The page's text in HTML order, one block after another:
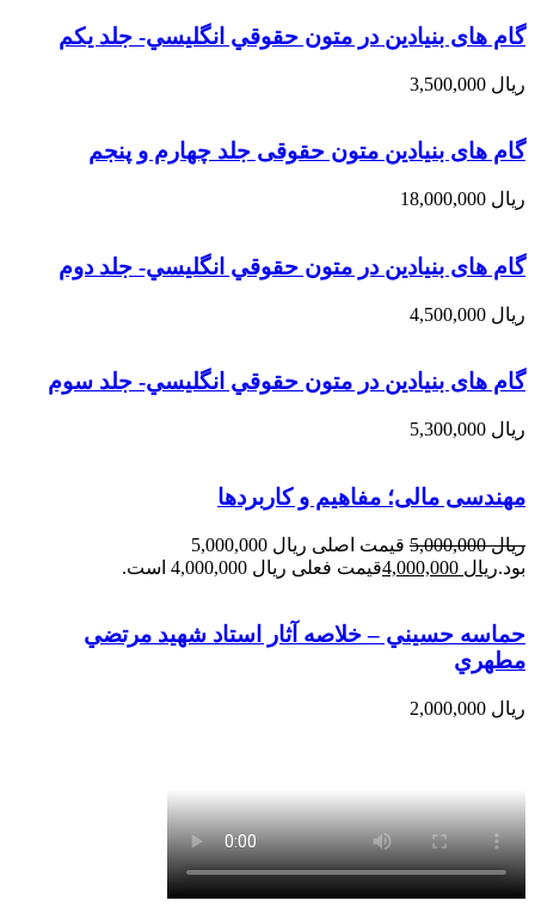
گام های بنیادین در متون حقوقي انگليسي- جلد يكم
ریال
گام های بنیادین متون حقوقی جلد چهارم و پنجم
ریال
گام های بنیادین در متون حقوقي انگليسي- جلد دوم
ریال
گام های بنیادین در متون حقوقي انگليسي- جلد سوم
ریال
مهندسی مالی؛ مفاهیم و کاربردها
ریال5,000,000
قیمت اصلی ریال 5,000,000
بود.ریال قیمت فعلی ریال 4,000,000 است.
حماسه حسيني – خلاصه آثار استاد شهيد مرتضي
مطهري
ریال